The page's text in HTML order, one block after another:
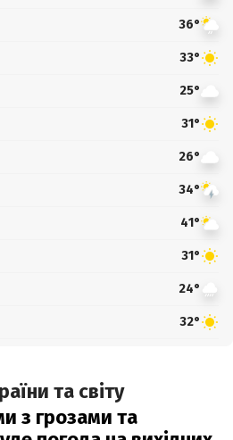
36°
33°
25°
31°
26°
34°
41°
31°
24°
32°
та світу
з грозами та